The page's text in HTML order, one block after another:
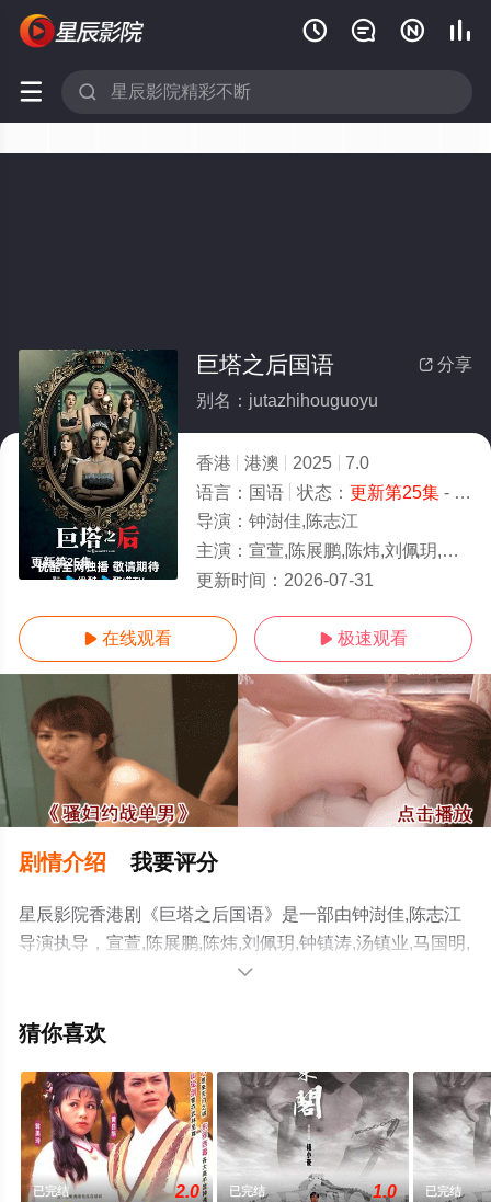
   
 
更新第25集
 分享
巨塔之后国语
别名：jutazhihouguoyu
香港 港澳 2025
7.0
语言： 国语 状态： 更新第25集- 免费在线观看
导演： 钟澍佳,陈志江
主演： 宣萱,陈展鹏,陈炜,刘佩玥,钟镇涛,汤镇业,马国明,萧正楠,吴若希,张颕康,蒋
更新时间： 2026-07-31
 在线观看  极速观看
剧情介绍 我要评分
星辰影院香港剧《巨塔之后国语》是一部由钟澍佳,陈志江
导演执导，宣萱,陈展鹏,陈炜,刘佩玥,钟镇涛,汤镇业,马国明,
萧正楠,吴若希,张颕康,蒋家旻,陈桢怡,冯皓扬,黄庭锋,康华,
精彩演绎的香港电视剧，超前点播免费观看高清无删减完
瓣电视剧、电视猫或剧情网等平台了解。

猜你喜欢
已完结 2.0 已完结 1.0 已完结